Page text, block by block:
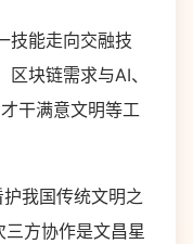
技能走向交融技
块链需求与AI、
干满意文明等工
我国传统文明之
三方协作是文昌星